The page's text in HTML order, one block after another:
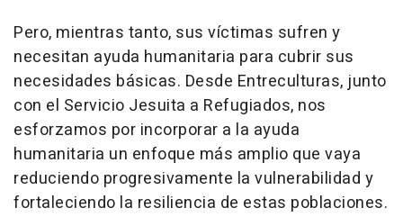
Pero, mientras tanto, sus víctimas sufren y
necesitan ayuda humanitaria para cubrir sus
necesidades básicas. Desde Entreculturas, junto
con el Servicio Jesuita a Refugiados, nos
esforzamos por incorporar a la ayuda
humanitaria un enfoque más amplio que vaya
reduciendo progresivamente la vulnerabilidad y
fortaleciendo la resiliencia de estas poblaciones.